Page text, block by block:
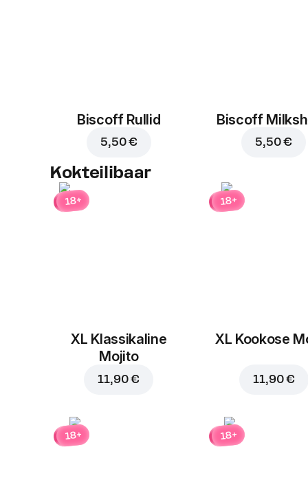
Biscoff Rullid
5,50 €
Biscoff
5,50 €
Kokteilibaar
18+
XL Klassikaline
Mojito
11,90 €
18+
XL Kookose
11,90 €
18+ 18+